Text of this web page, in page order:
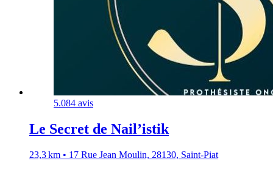
5.084 avis
Le Secret de Nail’istik
23,3 km • 17 Rue Jean Moulin, 28130, Saint-Piat